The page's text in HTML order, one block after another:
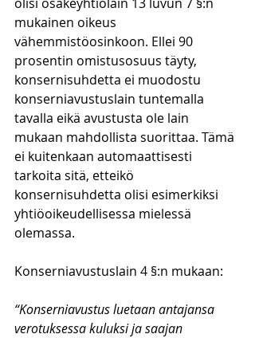
mukainen oikeus
vähemmistöosinkoon. Ellei 90
prosentin omistusosuus täyty,
konsernisuhdetta ei muodostu
konserniavustuslain tuntemalla
tavalla eikä avustusta ole lain
mukaan mahdollista suorittaa. Tämä
ei kuitenkaan automaattisesti
tarkoita sitä, etteikö
konsernisuhdetta olisi esimerkiksi
yhtiöoikeudellisessa mielessä
olemassa.
Konserniavustuslain 4 §:n mukaan:
“Konserniavustus luetaan antajansa
verotuksessa kuluksi ja saajan